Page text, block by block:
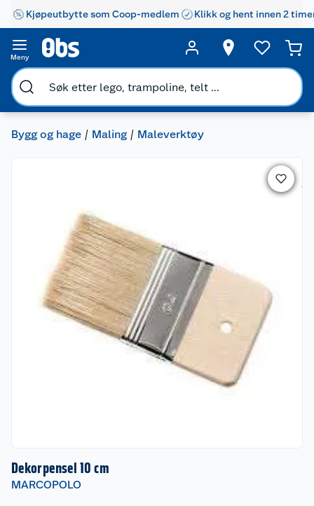
Kjøpeutbytte som Coop-medlem Klikk og hent innen 2
Meny
Bygg og hage Maling Maleverktøy
Dekorpensel 10 cm
MARCOPOLO